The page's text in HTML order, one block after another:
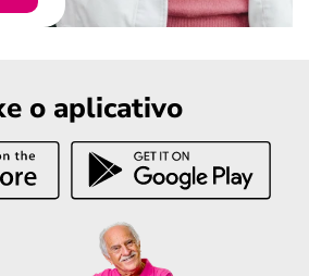
o aplicativo